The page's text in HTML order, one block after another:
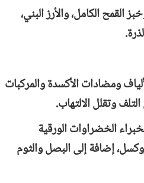
القمح الكامل، والأرز البني،
ومضادات الأكسدة والمركبات
وتقلل الالتهاب.
الخضراوات الورقية
إضافة إلى البصل والثوم